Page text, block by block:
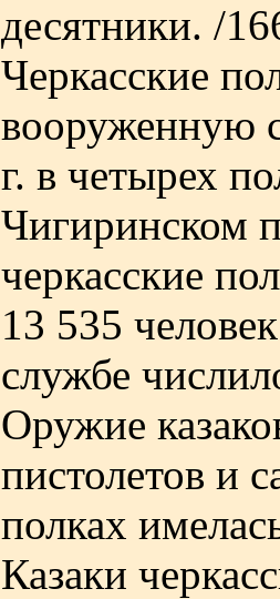
десятники. /
Черкасские
вооруженную
г. в четырех
Чигиринском
черкасские
13 535
службе
Оружие
пистолетов и
полках
Казаки